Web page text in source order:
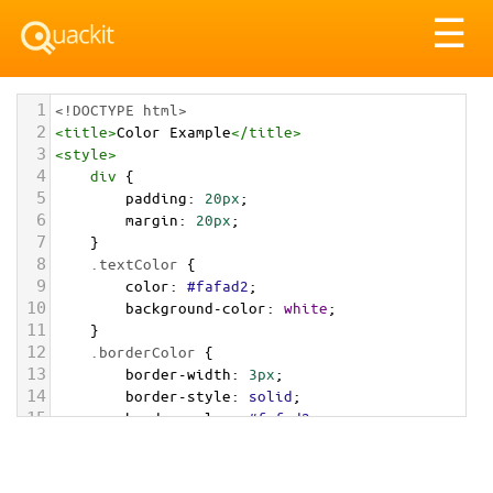
☰
1 <!DOCTYPE html>
2 <title>Color Example</title>
3 <style>
4 div {
5 padding: 20px;
6 margin: 20px;
7 }
8 .textColor {
9 color: #fafad2;
10 background-color: white;
11 }
12 .borderColor {
13 border-width: 3px;
14 border-style: solid;
15 border-color: #fafad2;